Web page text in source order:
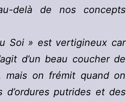
delà de nos concepts
Soi » est vertigineux car
d’un beau coucher de
mais on frémit quand on
putrides et des